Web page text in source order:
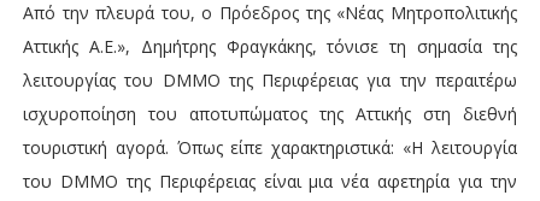
Από την πλευρά του, ο Πρόεδρος της «Νέας Μητροπολιτικής
Αττικής Α.Ε.», Δημήτρης Φραγκάκης, τόνισε τη σημασία της
λειτουργίας του DMMO της Περιφέρειας για την περαιτέρω
ισχυροποίηση του αποτυπώματος της Αττικής στη διεθνή
τουριστική αγορά. Όπως είπε χαρακτηριστικά: «Η λειτουργία
του DMMO της Περιφέρειας είναι μια νέα αφετηρία για την